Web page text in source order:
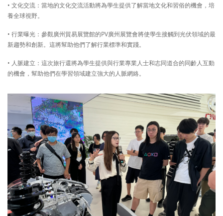
• 文化交流：當地的文化交流活動將為學生提供了解當地文化和習俗的機會，培
養全球視野。
• 行業曝光：參觀廣州貿易展覽館的PV廣州展覽會將使學生接觸到光伏領域的最
新趨勢和創新。這將幫助他們了解行業標準和實踐。
• 人脈建立：這次旅行還將為學生提供與行業專業人士和志同道合的同齡人互動
的機會，幫助他們在學習領域建立強大的人脈網絡。